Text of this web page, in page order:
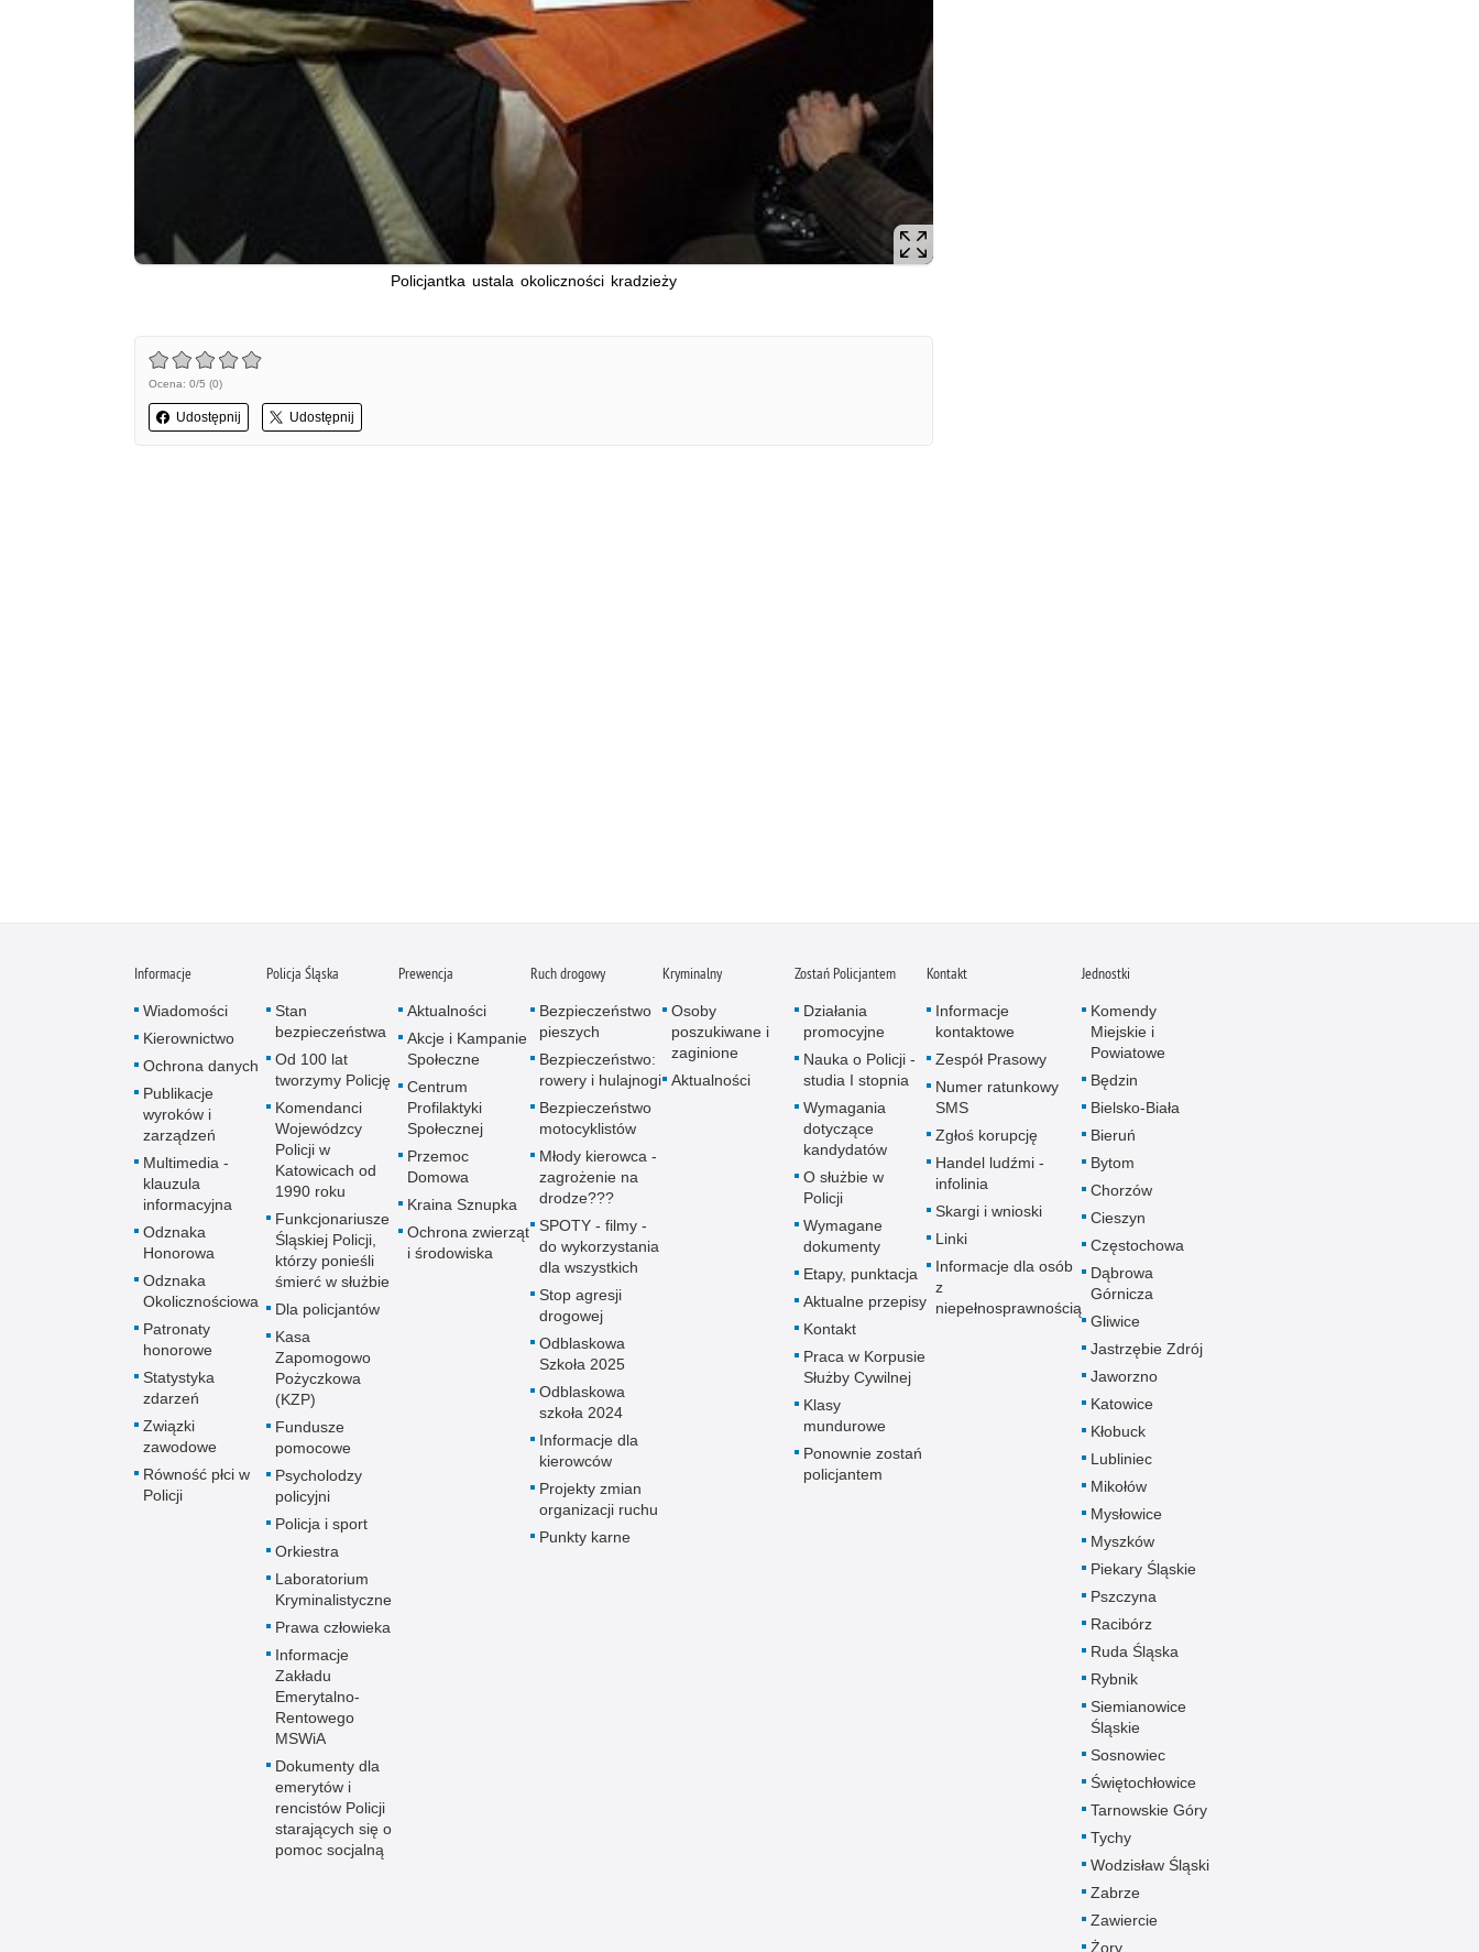
Policjantka ustala okoliczności kradzieży
Ocena: 0/5 (0)
Udostępnij Udostępnij
Informacje
Wiadomości
Kierownictwo
Ochrona danych
Publikacje
wyroków i
zarządzeń
Multimedia -
klauzula
informacyjna
Odznaka
Honorowa
Odznaka
Okolicznościowa
Patronaty
honorowe
Statystyka
zdarzeń
Związki
zawodowe
Równość płci w
Policji
Policja Śląska
Stan
bezpieczeństwa
Od 100 lat
tworzymy Policję
Komendanci
Wojewódzcy
Policji w
Katowicach od
1990 roku
Funkcjonariusze
Śląskiej Policji,
którzy ponieśli
śmierć w służbie
Dla policjantów
Kasa
Zapomogowo
Pożyczkowa
(KZP)
Fundusze
pomocowe
Psycholodzy
policyjni
Policja i sport
Orkiestra
Laboratorium
Kryminalistyczne
Prawa człowieka
Informacje
Zakładu
Emerytalno-
Rentowego
MSWiA
Dokumenty dla
emerytów i
rencistów Policji
starających się o
pomoc socjalną
Prewencja
Aktualności
Akcje i Kampanie
Społeczne
Centrum
Profilaktyki
Społecznej
Przemoc
Domowa
Kraina Sznupka
Ochrona zwierząt
i środowiska
Ruch drogowy
Bezpieczeństwo
pieszych
Bezpieczeństwo:
rowery i hulajnogi
Bezpieczeństwo
motocyklistów
Młody kierowca -
zagrożenie na
drodze???
SPOTY - filmy -
do wykorzystania
dla wszystkich
Stop agresji
drogowej
Odblaskowa
Szkoła 2025
Odblaskowa
szkoła 2024
Informacje dla
kierowców
Projekty zmian
organizacji ruchu
Punkty karne
Kryminalny
Osoby
poszukiwane i
zaginione
Aktualności
Zostań Policjantem
Działania
promocyjne
Nauka o Policji -
studia I stopnia
Wymagania
dotyczące
kandydatów
O służbie w
Policji
Wymagane
dokumenty
Etapy, punktacja
Aktualne przepisy
Kontakt
Praca w Korpusie
Służby Cywilnej
Klasy
mundurowe
Ponownie zostań
policjantem
Kontakt
Informacje
kontaktowe
Zespół Prasowy
Numer ratunkowy
SMS
Zgłoś korupcję
Handel ludźmi -
infolinia
Skargi i wnioski
Linki
Informacje dla osób
z
niepełnosprawnością
Jednostki
Komendy
Miejskie i
Powiatowe
Będzin
Bielsko-Biała
Bieruń
Bytom
Chorzów
Cieszyn
Częstochowa
Dąbrowa
Górnicza
Gliwice
Jastrzębie Zdrój
Jaworzno
Katowice
Kłobuck
Lubliniec
Mikołów
Mysłowice
Myszków
Piekary Śląskie
Pszczyna
Racibórz
Ruda Śląska
Rybnik
Siemianowice
Śląskie
Sosnowiec
Świętochłowice
Tarnowskie Góry
Tychy
Wodzisław Śląski
Zabrze
Zawiercie
Żory